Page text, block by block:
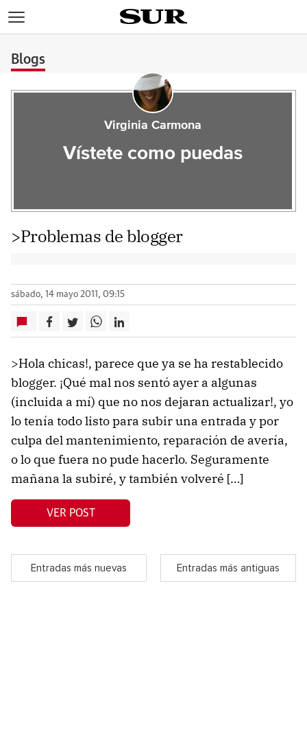
Blogs
Virginia Carmona
Vístete como puedas
>Problemas de blogger
sábado, 14 mayo 2011, 09:15
>Hola chicas!, parece que ya se ha restablecido
blogger. ¡Qué mal nos sentó ayer a algunas
(incluida a mí) que no nos dejaran actualizar!, yo
lo tenía todo listo para subir una entrada y por
culpa del mantenimiento, reparación de avería,
o lo que fuera no pude hacerlo. Seguramente
mañana la subiré, y también volveré […]
VER POST
Entradas más nuevas Entradas más antiguas